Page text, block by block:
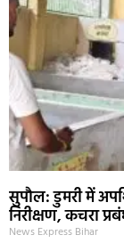
सुपौल: डुमरी में
निरीक्षण, कचरा
News Express Bihar